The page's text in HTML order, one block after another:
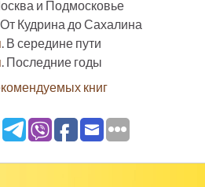
и Подмосковье
От Кудрина до Сахалина
. В середине пути
. Последние годы
книг